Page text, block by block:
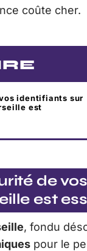
coûte cher.
identifiants sur
est
de
est
, fondu
pour le